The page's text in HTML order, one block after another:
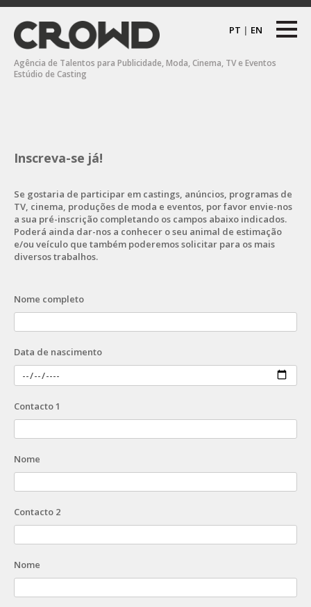
PT | EN
Agência de Talentos para Publicidade, Moda, Cinema, TV e Eventos
Estúdio de Casting
Inscreva-se já!
Se gostaria de participar em castings, anúncios, programas de
TV, cinema, produções de moda e eventos, por favor envie-nos
a sua pré-inscrição completando os campos abaixo indicados.
Poderá ainda dar-nos a conhecer o seu animal de estimação
e/ou veículo que também poderemos solicitar para os mais
diversos trabalhos.
Nome completo
Data de nascimento
Contacto 1
Nome
Contacto 2
Nome